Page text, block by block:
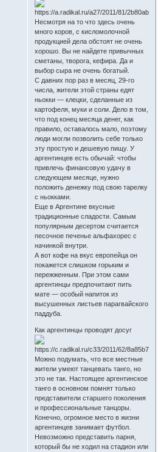
Несмотря на то что здесь очень
много коров, с кисломолочной
продукцией дела обстоят не очень
хорошо. Вы не найдете привычных
сметаны, творога, кефира. Да и
выбор сыра не очень богатый.
С давних пор раз в месяц, 29-го
числа, жители этой страны едят
ньокки — клецки, сделанные из
картофеля, муки и соли. Дело в том,
что под конец месяца денег, как
правило, оставалось мало, поэтому
люди могли позволить себе только
эту простую и дешевую пищу. У
аргентинцев есть обычай: чтобы
привлечь финансовую удачу в
следующем месяце, нужно
положить денежку под свою тарелку
с ньокками.
Еще в Аргентине вкусные
традиционные сладости. Самым
популярным десертом считается
песочное печенье альфахорес с
начинкой внутри.
А вот кофе на вкус европейца он
покажется слишком горьким и
пережженным. При этом сами
аргентинцы предпочитают пить
мате — особый напиток из
высушенных листьев парагвайского
паддуба.
Как аргентинцы проводят досуг
Можно подумать, что все местные
жители умеют танцевать танго, но
это не так. Настоящее аргентинское
танго в основном помнят только
представители старшего поколения
и профессиональные танцоры.
Конечно, огромное место в жизни
аргентинцев занимает футбол.
Невозможно представить парня,
который бы не ходил на стадион или